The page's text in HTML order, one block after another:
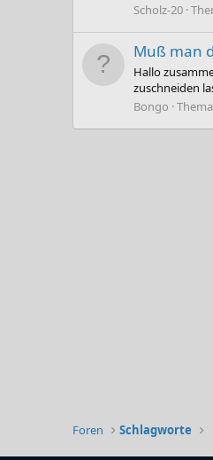
Scholz-20
Muß man
Hallo
zuschneiden
Bongo Thema
Foren Schlagworte